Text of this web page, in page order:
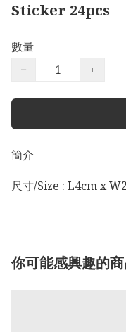
Sticker 24pcs
數量
−
+
簡介
尺寸/Size : L4cm x
你可能感興趣的